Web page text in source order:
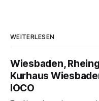
WEITERLESEN
Wiesbaden,
Kurhaus
IOCO